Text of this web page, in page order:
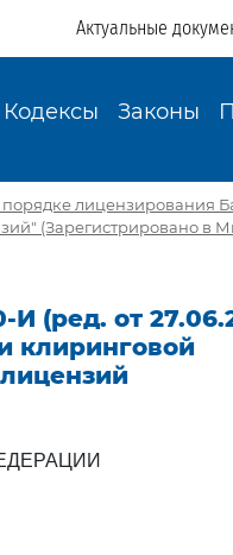
Актуальные
Кодексы Законы
порядке лицензирования
(Зарегистрировано в
И (ред. от
клиринговой